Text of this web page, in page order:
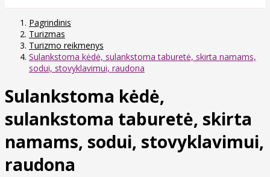
Pagrindinis
Turizmas
Turizmo reikmenys
Sulankstoma kėdė, sulankstoma taburetė, skirta namams,
sodui, stovyklavimui, raudona
Sulankstoma kėdė,
sulankstoma taburetė, skirta
namams, sodui, stovyklavimui,
raudona